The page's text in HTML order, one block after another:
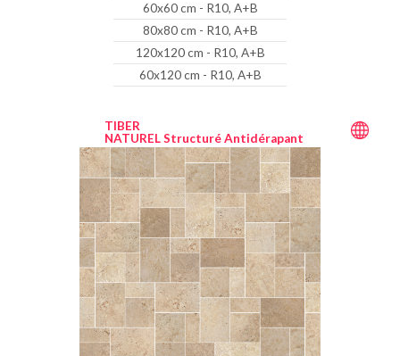
60x60 cm - R10, A+B
80x80 cm - R10, A+B
120x120 cm - R10, A+B
60x120 cm - R10, A+B
TIBER
NATUREL Structuré Antidérapant